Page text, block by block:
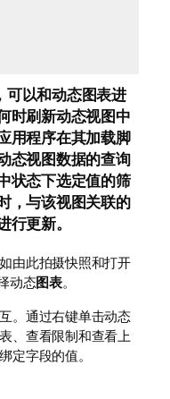
可以和动态图表进
时刷新动态视图中
用程序在其加载脚
态视图数据的查询
状态下选定值的筛
，与该视图关联的
行更新。
由此拍摄快照和打开
动态图表。
。通过右键单击动态
、查看限制和查看上
定字段的值。